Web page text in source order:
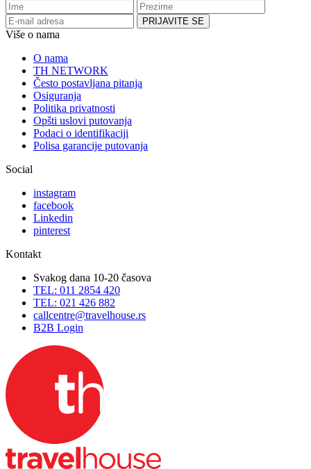
Više o nama
O nama
TH NETWORK
Često postavljana pitanja
Osiguranja
Politika privatnosti
Opšti uslovi putovanja
Podaci o identifikaciji
Polisa garancije putovanja
Social
instagram
facebook
Linkedin
pinterest
Kontakt
Svakog dana 10-20 časova
TEL: 011 2854 420
TEL: 021 426 882
callcentre@travelhouse.rs
B2B Login